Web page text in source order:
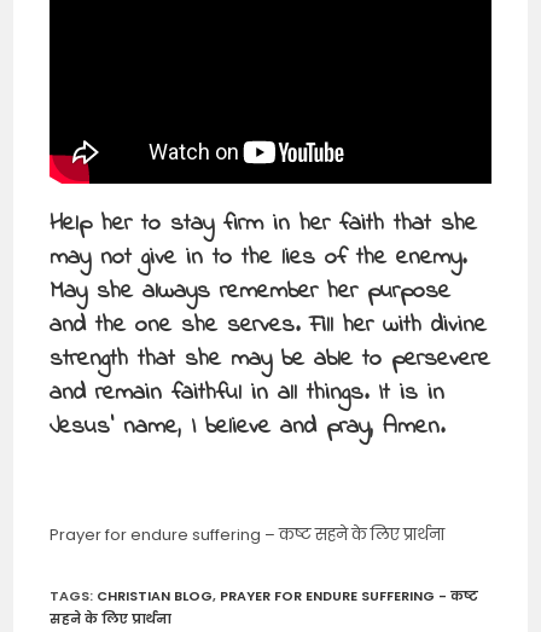
Help her to stay firm in her faith that she
may not give in to the lies of the enemy.
May she always remember her purpose
and the one she serves. Fill her with divine
strength that she may be able to persevere
and remain faithful in all things. It is in
Jesus’ name, I believe and pray, Amen.
Prayer for endure suffering – कष्ट सहने के लिए प्रार्थना
TAGS: CHRISTIAN BLOG, PRAYER FOR ENDURE SUFFERING - कष्ट
सहने के लिए प्रार्थना